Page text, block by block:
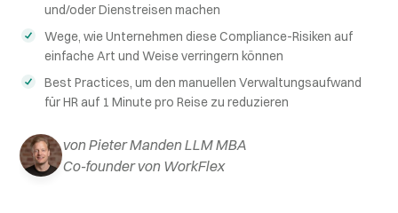
und/oder Dienstreisen machen
Wege, wie Unternehmen diese Compliance-Risiken auf
einfache Art und Weise verringern können
Best Practices, um den manuellen Verwaltungsaufwand
für HR auf 1 Minute pro Reise zu reduzieren
von Pieter Manden LLM MBA
Co-founder von WorkFlex